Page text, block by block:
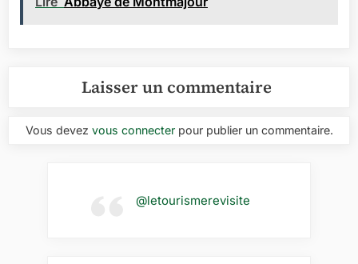
Laisser un commentaire
Vous devez vous connecterpour publier un commentaire.
@letourismerevisite